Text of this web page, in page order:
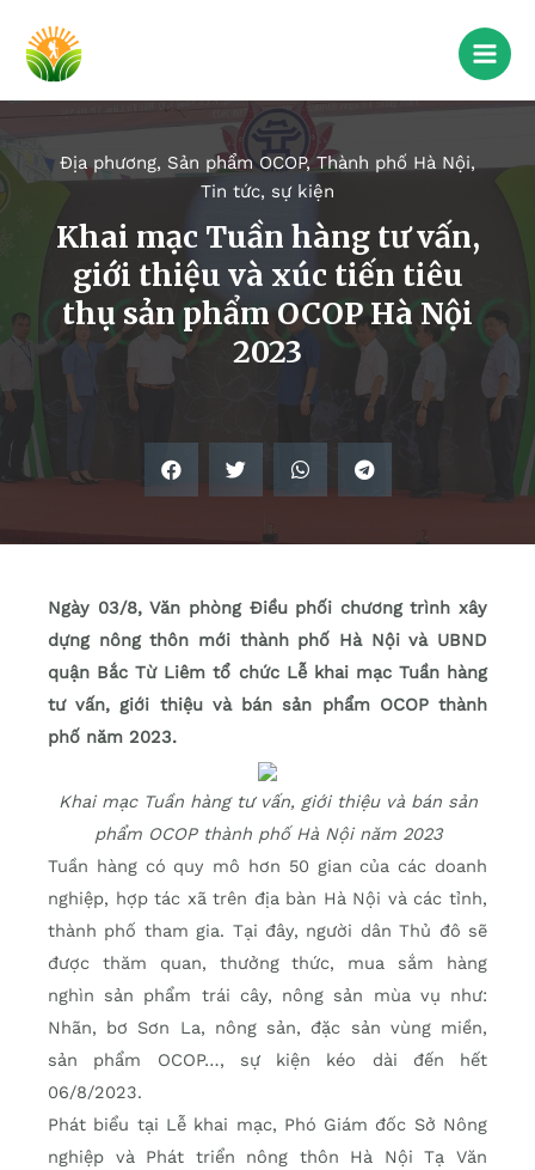
Địa phương, Sản phẩm OCOP, Thành phố Hà Nội,
Tin tức, sự kiện
Khai mạc Tuần hàng tư vấn,
giới thiệu và xúc tiến tiêu
thụ sản phẩm OCOP Hà Nội
2023
Ngày 03/8, Văn phòng Điều phối chương trình xây
dựng nông thôn mới thành phố Hà Nội và UBND
quận Bắc Từ Liêm tổ chức Lễ khai mạc Tuần hàng
tư vấn, giới thiệu và bán sản phẩm OCOP thành
phố năm 2023.
Khai mạc Tuần hàng tư vấn, giới thiệu và bán sản
phẩm OCOP thành phố Hà Nội năm 2023
Tuần hàng có quy mô hơn 50 gian của các doanh
nghiệp, hợp tác xã trên địa bàn Hà Nội và các tỉnh,
thành phố tham gia. Tại đây, người dân Thủ đô sẽ
được thăm quan, thưởng thức, mua sắm hàng
nghìn sản phẩm trái cây, nông sản mùa vụ như:
Nhãn, bơ Sơn La, nông sản, đặc sản vùng miền,
sản phẩm OCOP…, sự kiện kéo dài đến hết
06/8/2023.
Phát biểu tại Lễ khai mạc, Phó Giám đốc Sở Nông
nghiệp và Phát triển nông thôn Hà Nội Tạ Văn